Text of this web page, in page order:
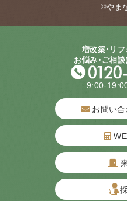
©やま
増改築・リ
お悩み・ご相
9:00-
お問い合